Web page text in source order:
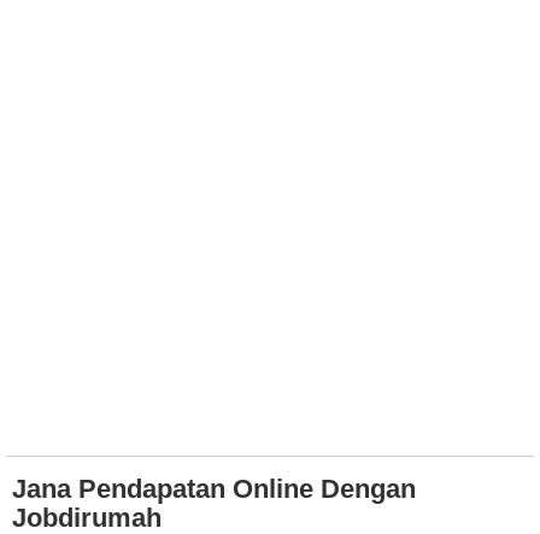
Jana Pendapatan Online Dengan
Jobdirumah